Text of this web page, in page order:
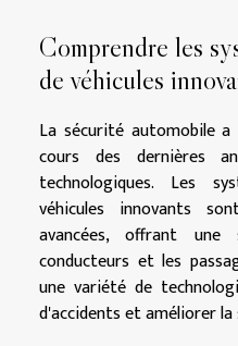
Comprendre les
de véhicules
La sécurité automobile a
cours des dernières
technologiques. Les
véhicules innovants
avancées, offrant
conducteurs et les
une variété de
d'accidents et améliorer